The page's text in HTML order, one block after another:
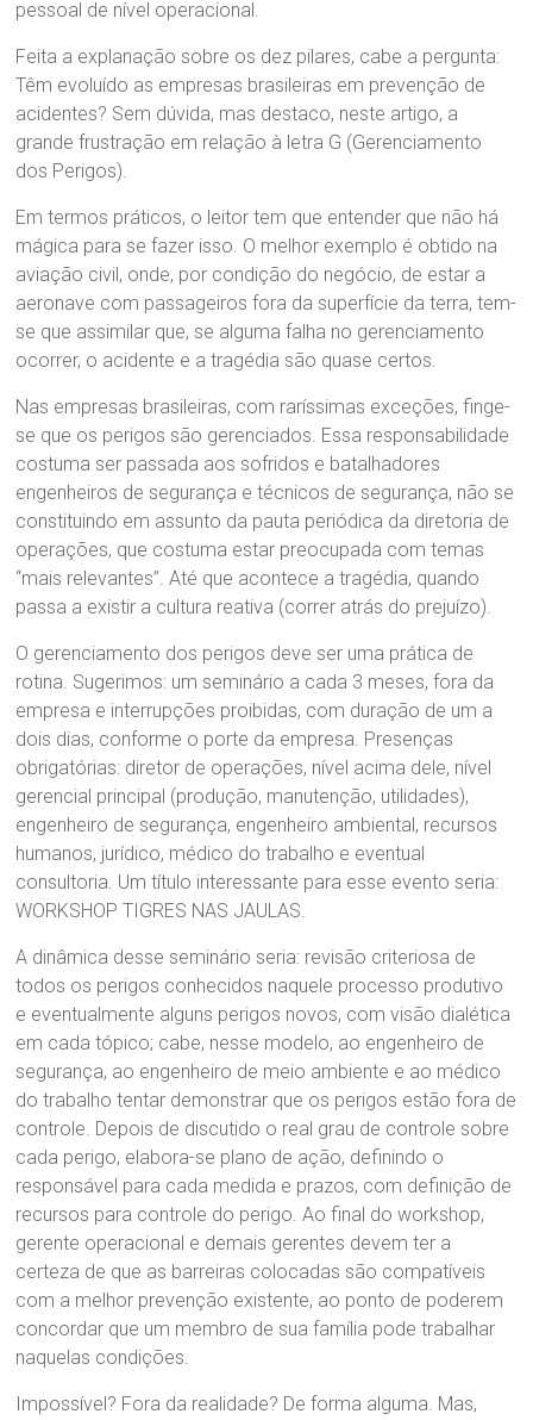
pessoal de nível operacional.
Feita a explanação sobre os dez pilares, cabe a pergunta:
Têm evoluído as empresas brasileiras em prevenção de
acidentes? Sem dúvida, mas destaco, neste artigo, a
grande frustração em relação à letra G (Gerenciamento
dos Perigos).
Em termos práticos, o leitor tem que entender que não há
mágica para se fazer isso. O melhor exemplo é obtido na
aviação civil, onde, por condição do negócio, de estar a
aeronave com passageiros fora da superfície da terra, tem-
se que assimilar que, se alguma falha no gerenciamento
ocorrer, o acidente e a tragédia são quase certos.
Nas empresas brasileiras, com raríssimas exceções, finge-
se que os perigos são gerenciados. Essa responsabilidade
costuma ser passada aos sofridos e batalhadores
engenheiros de segurança e técnicos de segurança, não se
constituindo em assunto da pauta periódica da diretoria de
operações, que costuma estar preocupada com temas
“mais relevantes”. Até que acontece a tragédia, quando
passa a existir a cultura reativa (correr atrás do prejuízo).
O gerenciamento dos perigos deve ser uma prática de
rotina. Sugerimos: um seminário a cada 3 meses, fora da
empresa e interrupções proibidas, com duração de um a
dois dias, conforme o porte da empresa. Presenças
obrigatórias: diretor de operações, nível acima dele, nível
gerencial principal (produção, manutenção, utilidades),
engenheiro de segurança, engenheiro ambiental, recursos
humanos, jurídico, médico do trabalho e eventual
consultoria. Um título interessante para esse evento seria:
WORKSHOP TIGRES NAS JAULAS.
A dinâmica desse seminário seria: revisão criteriosa de
todos os perigos conhecidos naquele processo produtivo
e eventualmente alguns perigos novos, com visão dialética
em cada tópico; cabe, nesse modelo, ao engenheiro de
segurança, ao engenheiro de meio ambiente e ao médico
do trabalho tentar demonstrar que os perigos estão fora de
controle. Depois de discutido o real grau de controle sobre
cada perigo, elabora-se plano de ação, definindo o
responsável para cada medida e prazos, com definição de
recursos para controle do perigo. Ao final do workshop,
gerente operacional e demais gerentes devem ter a
certeza de que as barreiras colocadas são compatíveis
com a melhor prevenção existente, ao ponto de poderem
concordar que um membro de sua família pode trabalhar
naquelas condições.
Impossível? Fora da realidade? De forma alguma. Mas,